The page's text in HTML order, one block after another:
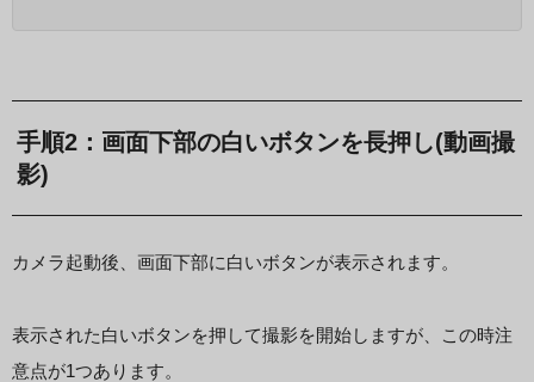
手順2：画面下部の白いボタンを長押し(動画撮
影)
カメラ起動後、画面下部に白いボタンが表示されます。
表示された白いボタンを押して撮影を開始しますが、この時注
意点が1つあります。